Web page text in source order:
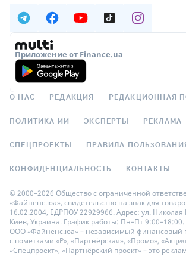
Приложение от Finance.ua
О НАС РЕДАКЦИЯ РЕДАКЦИОННАЯ
ПОЛИТИКА ИИ ЭКСПЕРТЫ РЕКЛАМА
СПЕЦПРОЕКТЫ ПРАВИЛА
КОНФИДЕНЦИАЛЬНОСТЬ КОНТАКТЫ
© 2000–2026 Общество с ограниченной
«Файненс.юа», свидетельство на знак для
16.02.2004, ЕДРПОУ 22929966. Адрес: ул. Николая
Киев, Украина. График работы: Пн–Пт 9:00–18:00.
ООО «Файненс.юа» – независимый финансовый
с пометками «Р», «Партнёрская», «Промо»,
«Спецпроект», «Партнёрский проект» – это